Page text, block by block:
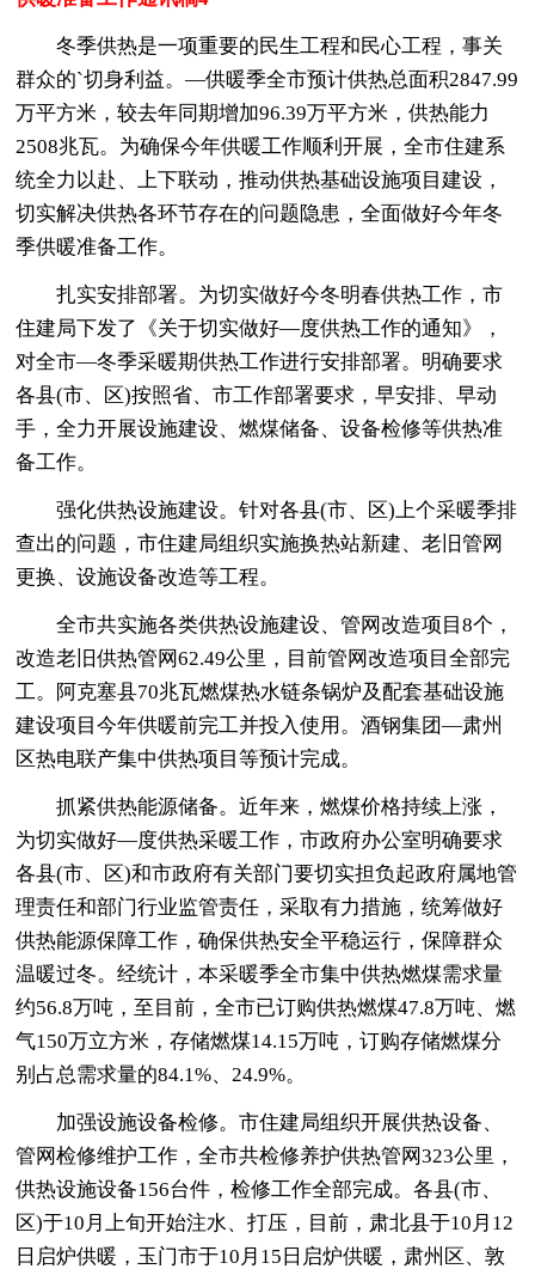
冬季供热是一项重要的民生工程和民心工程，事关
群众的`切身利益。—供暖季全市预计供热总面积2847.99
万平方米，较去年同期增加96.39万平方米，供热能力
2508兆瓦。为确保今年供暖工作顺利开展，全市住建系
统全力以赴、上下联动，推动供热基础设施项目建设，
切实解决供热各环节存在的问题隐患，全面做好今年冬
季供暖准备工作。
扎实安排部署。为切实做好今冬明春供热工作，市
住建局下发了《关于切实做好—度供热工作的通知》，
对全市—冬季采暖期供热工作进行安排部署。明确要求
各县(市、区)按照省、市工作部署要求，早安排、早动
手，全力开展设施建设、燃煤储备、设备检修等供热准
备工作。
强化供热设施建设。针对各县(市、区)上个采暖季排
查出的问题，市住建局组织实施换热站新建、老旧管网
更换、设施设备改造等工程。
全市共实施各类供热设施建设、管网改造项目8个，
改造老旧供热管网62.49公里，目前管网改造项目全部完
工。阿克塞县70兆瓦燃煤热水链条锅炉及配套基础设施
建设项目今年供暖前完工并投入使用。酒钢集团—肃州
区热电联产集中供热项目等预计完成。
抓紧供热能源储备。近年来，燃煤价格持续上涨，
为切实做好—度供热采暖工作，市政府办公室明确要求
各县(市、区)和市政府有关部门要切实担负起政府属地管
理责任和部门行业监管责任，采取有力措施，统筹做好
供热能源保障工作，确保供热安全平稳运行，保障群众
温暖过冬。经统计，本采暖季全市集中供热燃煤需求量
约56.8万吨，至目前，全市已订购供热燃煤47.8万吨、燃
气150万立方米，存储燃煤14.15万吨，订购存储燃煤分
别占总需求量的84.1%、24.9%。
加强设施设备检修。市住建局组织开展供热设备、
管网检修维护工作，全市共检修养护供热管网323公里，
供热设施设备156台件，检修工作全部完成。各县(市、
区)于10月上旬开始注水、打压，目前，肃北县于10月12
日启炉供暖，玉门市于10月15日启炉供暖，肃州区、敦